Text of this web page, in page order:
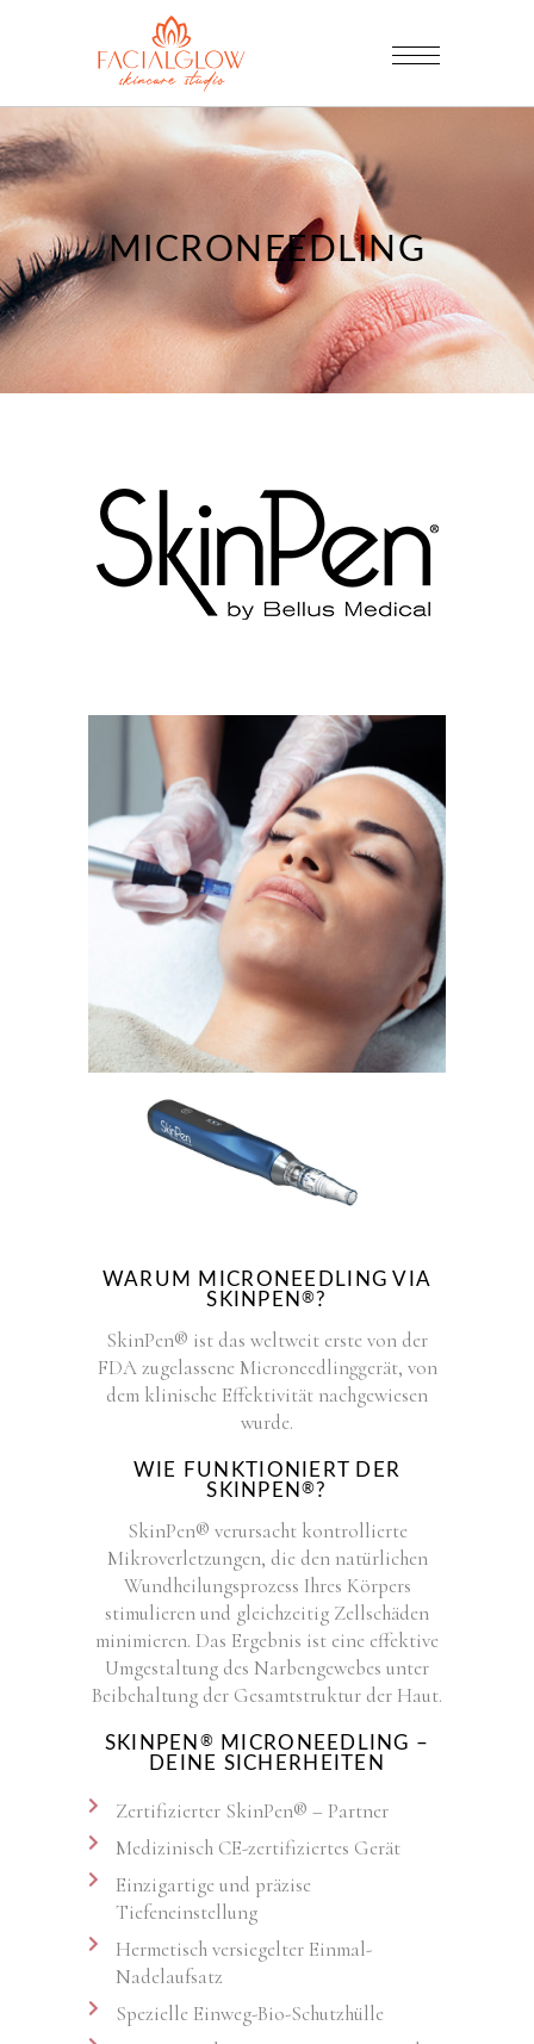
MICRONEEDLING
WARUM MICRONEEDLING VIA
SKINPEN®?
SkinPen® ist das weltweit erste von der
FDA zugelassene Microneedlinggerät, von
dem klinische Effektivität nachgewiesen
wurde.
WIE FUNKTIONIERT DER
SKINPEN®?
SkinPen® verursacht kontrollierte
Mikroverletzungen, die den natürlichen
Wundheilungsprozess Ihres Körpers
stimulieren und gleichzeitig Zellschäden
minimieren. Das Ergebnis ist eine effektive
Umgestaltung des Narbengewebes unter
Beibehaltung der Gesamtstruktur der Haut.
SKINPEN ®
MICRONEEDLING –
DEINE SICHERHEITEN
Zertifizierter SkinPen® – Partner
Medizinisch CE-zertifiziertes Gerät
Einzigartige und präzise
Tiefeneinstellung
Hermetisch versiegelter Einmal-
Nadelaufsatz
Spezielle Einweg-Bio-Schutzhülle